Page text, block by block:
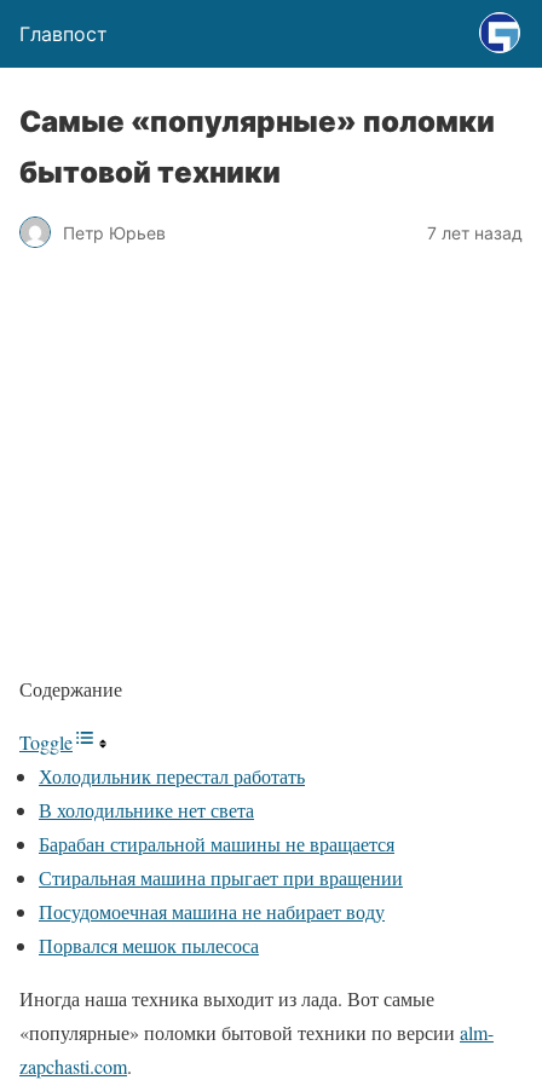
Главпост
Самые «популярные» поломки
бытовой техники
Петр Юрьев 7 лет назад
Содержание
Toggle
Холодильник перестал работать
В холодильнике нет света
Барабан стиральной машины не вращается
Стиральная машина прыгает при вращении
Посудомоечная машина не набирает воду
Порвался мешок пылесоса
Иногда наша техника выходит из лада. Вот самые
«популярные» поломки бытовой техники по версии alm-
zapchasti.com.